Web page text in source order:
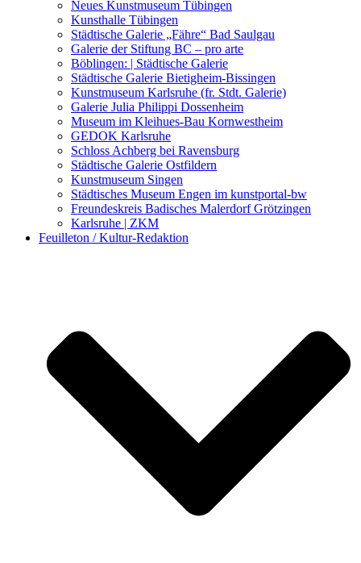
Kunstwettbewerbe, Ausschreibungen für Künstler
Neues Kunstmuseum Tübingen
Kunsthalle Tübingen
Städtische Galerie „Fähre“ Bad Saulgau
Galerie der Stiftung BC – pro arte
Böblingen: | Städtische Galerie
Städtische Galerie Bietigheim-Bissingen
Kunstmuseum Karlsruhe (fr. Stdt. Galerie)
Galerie Julia Philippi Dossenheim
Museum im Kleihues-Bau Kornwestheim
GEDOK Karlsruhe
Schloss Achberg bei Ravensburg
Städtische Galerie Ostfildern
Kunstmuseum Singen
Städtisches Museum Engen im kunstportal-bw
Freundeskreis Badisches Malerdorf Grötzingen
Karlsruhe | ZKM
Feuilleton / Kultur-Redaktion